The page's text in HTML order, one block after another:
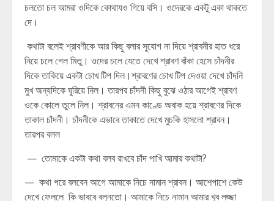
চলতো চল আমরা ওদিকে কোথাযও গিয়ে বসি। ওদেরকে একটু একা থাকতে
দে।
কথাটা বলেই শ্রাবণীকে আর কিছু বলার সুযোগ না দিয়ে শ্রাবনীর হাত ধরে
নিয়ে চলে গেল মিতু। ওদের চলে যেতে দেখে শ্রাবণ বাঁকা হেসে চাঁদনীর
দিকে তাকিয়ে একটা চোখ টিপ দিল।শ্রাবণের চোখ টিপ দেওয়া দেখে চাঁদনি
মুখ অন্যদিকে ঘুরিয়ে নিল। তারপর চাঁদনী কিছু বুঝে ওঠার আগেই শ্রাবণ
ওকে কোলে তুলে নিল। শ্রাবনের এমন কাণ্ডে অবাক হয়ে শ্রাবণের দিকে
তাকাল চাঁদনী। চাঁদনীকে এভাবে তাকাতে দেখে মুচকি হাসলো শ্রাবন।
তারপর বলল
— তোমাকে একটা কথা বলব রাখবে চাঁদ পাখি আমার কথাটা?
— কথা পরে বলবেন আগে আমাকে নিচে নামান শ্রাবন। আশেপাশে কেউ
দেখে ফেললে কি ভাববে বলুনতো। আমাকে নিচে নামান আমার খুব লজ্জা